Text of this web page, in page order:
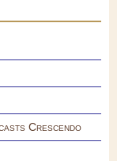
Crescendo